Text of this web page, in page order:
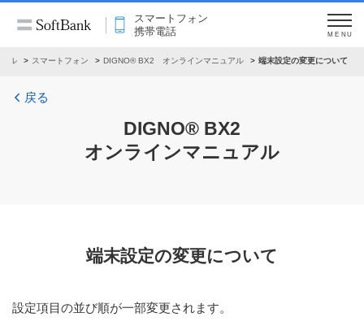
スマートフォン
携帯電話
MENU
ル スマートフォン DIGNO® BX2 オンラインマニュアル 端末設定の変更について
戻る
DIGNO® BX2
オンラインマニュアル
端末設定の変更について
設定項目の並び順が一部変更されます。